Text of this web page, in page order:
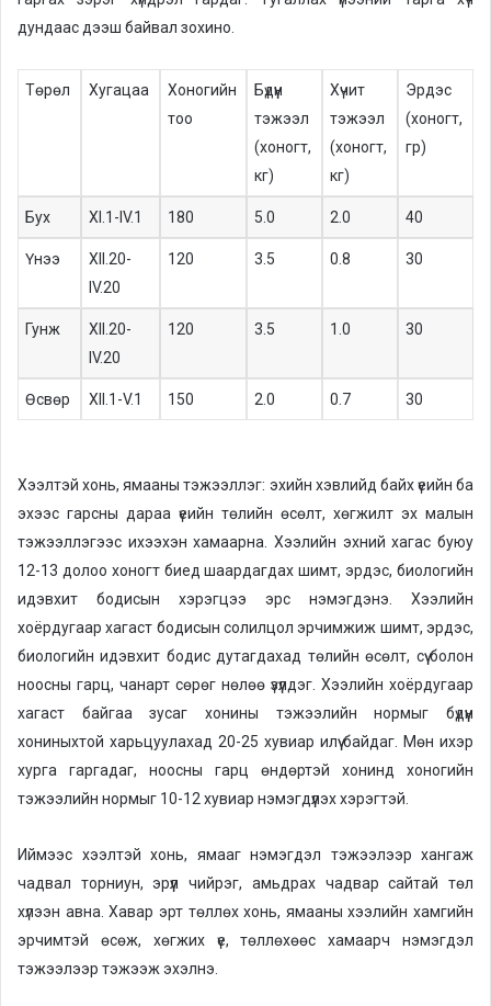
дундаас дээш байвал зохино.
Төрөл Хугацаа
Хоногийн
тоо
Бүдүүн
тэжээл
(хоногт,
кг)
Хүчит
тэжээл
(хоногт,
кг)
Эрдэс
(хоногт,
гр)
Бух XI.1-IV.1 180 5.0 2.0 40
Үнээ
XII.20-
IV.20
120 3.5 0.8 30
Гунж
XII.20-
IV.20
120 3.5 1.0 30
Өсвөр XII.1-V.1 150 2.0 0.7 30
Хээлтэй хонь, ямааны тэжээллэг: эхийн хэвлийд байх үеийн ба
эхээс гарсны дараа үеийн төлийн өсөлт, хөгжилт эх малын
тэжээллэгээс ихээхэн хамаарна. Хээлийн эхний хагас буюу
12-13 долоо хоногт биед шаардагдах шимт, эрдэс, биологийн
идэвхит бодисын хэрэгцээ эрс нэмэгдэнэ. Хээлийн
хоёрдугаар хагаст бодисын солилцол эрчимжиж шимт, эрдэс,
биологийн идэвхит бодис дутагдахад төлийн өсөлт, сүү болон
ноосны гарц, чанарт сөрөг нөлөө үзүүлдэг. Хээлийн хоёрдугаар
хагаст байгаа зусаг хонины тэжээлийн нормыг бүдүүн
хониныхтой харьцуулахад 20-25 хувиар илүү байдаг. Мөн ихэр
хурга гаргадаг, ноосны гарц өндөртэй хонинд хоногийн
тэжээлийн нормыг 10-12 хувиар нэмэгдүүлэх хэрэгтэй.
Иймээс хээлтэй хонь, ямааг нэмэгдэл тэжээлээр хангаж
чадвал торниун, эрүүл чийрэг, амьдрах чадвар сайтай төл
хүлээн авна. Хавар эрт төллөх хонь, ямааны хээлийн хамгийн
эрчимтэй өсөж, хөгжих үе, төллөхөөс хамаарч нэмэгдэл
тэжээлээр тэжээж эхэлнэ.